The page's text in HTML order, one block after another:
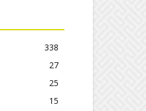
338
27
25
15